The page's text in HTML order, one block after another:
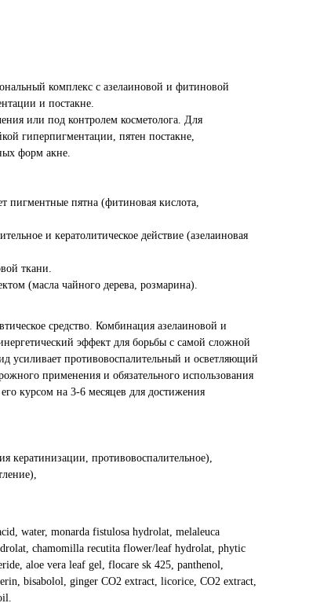
комплекс с азелаиновой и фитиновой
и постакне.
или под контролем косметолога. Для
гиперпигментации, пятен постакне,
форм акне.
пигментные пятна (фитиновая кислота,
и кератолитическое действие (азелаиновая
ткани.
(масла чайного дерева, розмарина).
средство. Комбинация азелаиновой и
эффект для борьбы с самой сложной
усиливает противовоспалительный и осветляющий
применения и обязательного использования
курсом на 3-6 месяцев для достижения
кератинизации, противовоспалительное),
water, monarda fistulosa hydrolat, melaleuca
chamomilla recutita flower/leaf hydrolat, phytic
aloe vera leaf gel, flocare sk 425, panthenol,
bisabolol, ginger CO2 extract, licorice, CO2 extract,